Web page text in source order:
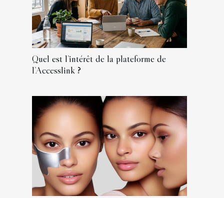
Quel est l’intérêt de la plateforme de
l’Accesslink ?